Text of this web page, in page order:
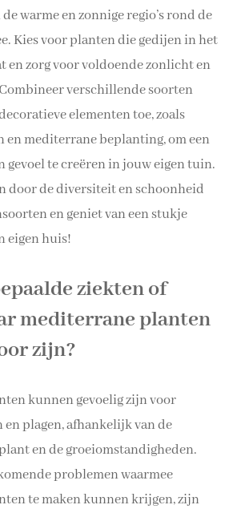
warme en zonnige regio’s rond de
Kies voor planten die gedijen in het
en zorg voor voldoende zonlicht en
verschillende soorten
elementen toe, zoals
mediterrane beplanting, om een
gevoel te creëren in jouw eigen tuin.
door de diversiteit en schoonheid
en geniet van een stukje
eigen huis!
ziekten of
mediterrane planten
zijn?
kunnen gevoelig zijn voor
en plagen, afhankelijk van de
en de groeiomstandigheden.
problemen waarmee
te maken kunnen krijgen, zijn